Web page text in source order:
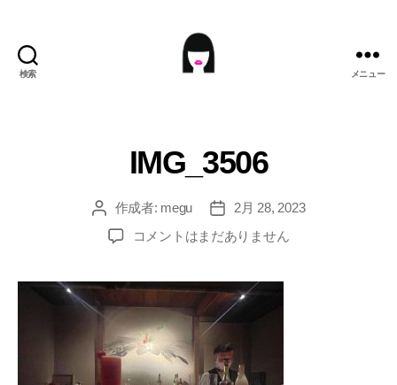
検索 メニュー
IMG_3506
投
稿
作成者: megu
投
稿
日
2月 28, 2023
IMG_3506
コメントはまだありません